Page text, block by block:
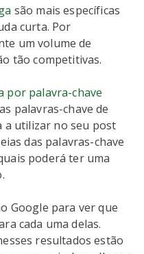
são mais específicas
curta. Por
um volume de
tão competitivas.
por palavra-chave
palavras-chave de
a utilizar no seu post
das palavras-chave
poderá ter uma
Google para ver que
cada uma delas.
resultados estão